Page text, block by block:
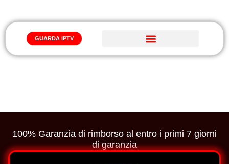
GUARDA IPTV
100% Garanzia di rimborso al entro i primi 7 giorni
di garanzia